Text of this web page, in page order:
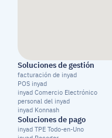
Soluciones de gestión
facturación de inyad
POS inyad
inyad Comercio Electrónico
personal del inyad
inyad Konnash
Soluciones de pago
inyad TPE Todo-en-Uno